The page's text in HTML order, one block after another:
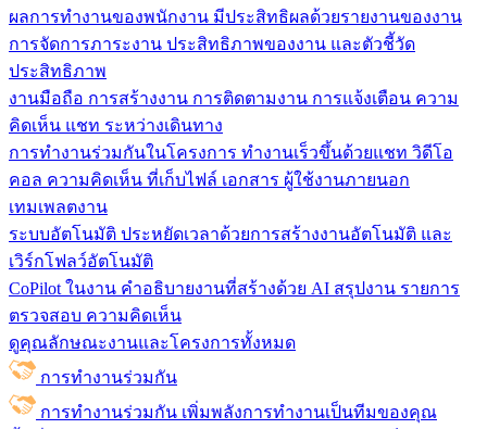
ผลการทำงานของพนักงาน มีประสิทธิผลด้วยรายงานของงาน
การจัดการภาระงาน ประสิทธิภาพของงาน และตัวชี้วัด
ประสิทธิภาพ
งานมือถือ การสร้างงาน การติดตามงาน การแจ้งเตือน ความ
คิดเห็น แชท ระหว่างเดินทาง
การทำงานร่วมกันในโครงการ ทํางานเร็วขึ้นด้วยแชท วิดีโอ
คอล ความคิดเห็น ที่เก็บไฟล์ เอกสาร ผู้ใช้งานภายนอก
เทมเพลตงาน
ระบบอัตโนมัติ ประหยัดเวลาด้วยการสร้างงานอัตโนมัติ และ
เวิร์กโฟลว์อัตโนมัติ
CoPilot ในงาน คำอธิบายงานที่สร้างด้วย AI สรุปงาน รายการ
ตรวจสอบ ความคิดเห็น
ดูคุณลักษณะงานและโครงการทั้งหมด
การทำงานร่วมกัน
การทำงานร่วมกัน เพิ่มพลังการทำงานเป็นทีมของคุณ